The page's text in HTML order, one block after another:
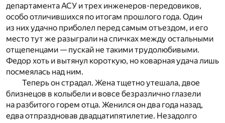
департамента АСУ и трех инженеров-передовиков,
особо отличившихся по итогам прошлого года. Один
из них удачно приболел перед самым отъездом, и его
место тут же разыграли на спичках между остальными
отщепенцами — пускай не такими трудолюбивыми.
Федор хоть и вытянул короткую, но коварная удача лишь
посмеялась над ним.
Теперь он страдал. Жена тщетно утешала, двое
близнецов в колыбели и вовсе безразлично глазели
на разбитого горем отца. Женился он два года назад,
едва отпраздновав двадцатипятилетие. Незадолго